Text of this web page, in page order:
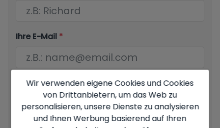
Ihre E-Mail *
Ihre Telefonnummer*
Wir verwenden eigene Cookies und Cookies
von Drittanbietern, um das Web zu
personalisieren, unsere Dienste zu analysieren
und Ihnen Werbung basierend auf Ihren